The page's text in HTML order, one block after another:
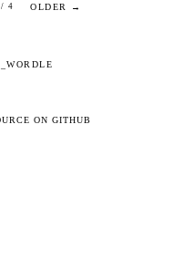
/ 4 OLDER →
ON GITHUB